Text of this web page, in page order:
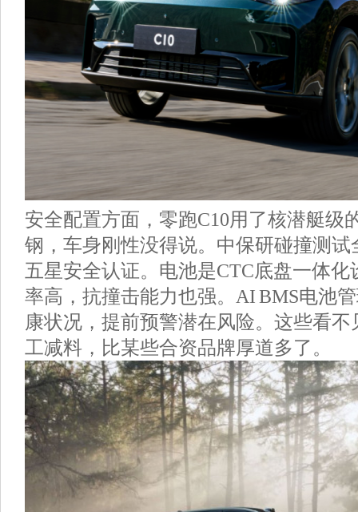
安全配置方面，零跑C10用了核潜艇级
钢，车身刚性没得说。中保研碰撞测
五星安全认证。电池是CTC底盘一体
率高，抗撞击能力也强。AI BMS电池
康状况，提前预警潜在风险。这些看
工减料，比某些合资品牌厚道多了。